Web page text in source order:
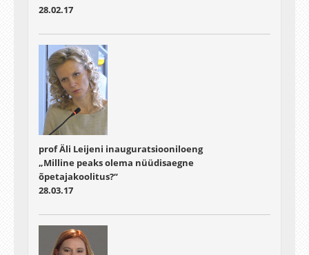
28.02.17
prof Äli Leijeni inauguratsiooniloeng
„Milline peaks olema nüüdisaegne
õpetajakoolitus?“
28.03.17